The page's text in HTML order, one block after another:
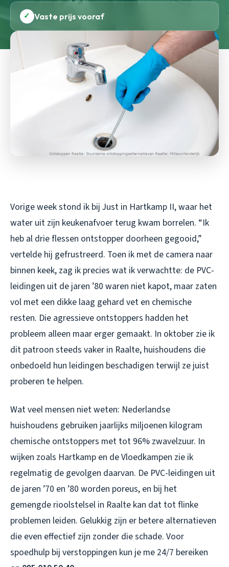
✓ Vaste prijs vooraf
Vorige week stond ik bij Just in Hartkamp II, waar het
water uit zijn keukenafvoer terug kwam borrelen. “Ik
heb al drie flessen ontstopper doorheen gegooid,”
vertelde hij gefrustreerd. Toen ik met de camera naar
binnen keek, zag ik precies wat ik verwachtte: de PVC-
leidingen uit de jaren ’80 waren niet kapot, maar zaten
vol met een dikke laag gehard vet en chemische
resten. Die agressieve ontstoppers hadden het
probleem alleen maar erger gemaakt. In oktober zie ik
dit patroon steeds vaker in Raalte, huishoudens die
onbedoeld hun leidingen beschadigen terwijl ze juist
proberen te helpen.
Wat veel mensen niet weten: Nederlandse
huishoudens gebruiken jaarlijks miljoenen kilogram
chemische ontstoppers met tot 96% zwavelzuur. In
wijken zoals Hartkamp en de Vloedkampen zie ik
regelmatig de gevolgen daarvan. De PVC-leidingen uit
de jaren ’70 en ’80 worden poreus, en bij het
gemengde rioolstelsel in Raalte kan dat tot flinke
problemen leiden. Gelukkig zijn er betere alternatieven
die even effectief zijn zonder die schade. Voor
spoedhulp bij verstoppingen kun je me 24/7 bereiken